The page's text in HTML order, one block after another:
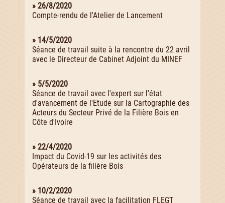
» 26/8/2020
Compte-rendu de l'Atelier de Lancement
» 14/5/2020
Séance de travail suite à la rencontre du 22 avril
avec le Directeur de Cabinet Adjoint du MINEF
» 5/5/2020
Séance de travail avec l'expert sur l'état
d'avancement de l'Etude sur la Cartographie des
Acteurs du Secteur Privé de la Filière Bois en
Côte d'Ivoire
» 22/4/2020
Impact du Covid-19 sur les activités des
Opérateurs de la filière Bois
» 10/2/2020
Séance de travail avec la facilitation FLEGT